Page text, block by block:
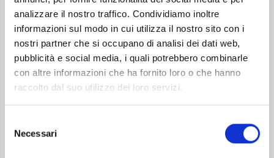
analizzare il nostro traffico. Condividiamo inoltre
informazioni sul modo in cui utilizza il nostro sito con i
nostri partner che si occupano di analisi dei dati web,
pubblicità e social media, i quali potrebbero combinarle
con altre informazioni che ha fornito loro o che hanno
raccolto dal suo utilizzo dei loro servizi.
delNecessari